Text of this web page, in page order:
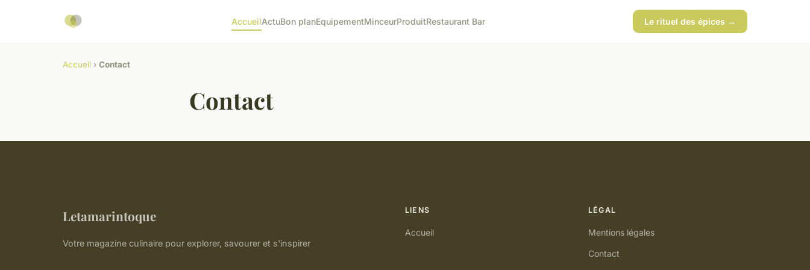
AccueilActuBon planEquipementMinceurProduitRestaurant Bar Le rituel des épices →
Accueil › Contact
Contact
Letamarintoque
Votre magazine culinaire pour explorer, savourer et s'inspirer
LIENS
Accueil
LÉGAL
Mentions légales
Contact